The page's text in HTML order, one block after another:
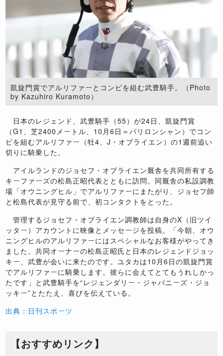
凱旋門賞でアルリファーとコンビを組む武豊騎手。（Photo
by Kazuhiro Kuramoto）
日本のレジェンド、武豊騎手（55）が24日、凱旋門賞
（G1、芝2400メートル、10月6日＝パリロンシャン）でコン
ビを組むアルリファー（牡4、J・オブライエン）の1週前追い
切りに騎乗した。
アイルランドのジョセフ・オブライエン厩舎を共同所有する
キーファーズの松島正昭代表とともに訪問。同厩舎の私設調教
場「オウニングヒル」でアルリファーにまたがり、ジョセフ師
と松島代表が見守る前で、初コンタクトをとった。
管理するジョセフ・オブライエン調教師は自身のX（旧ツイ
ッター）アカウントに映像とメッセージを投稿。「今朝、オウ
ニングヒルのアルリファーにはスペシャルなお客様がやってき
ました。共同オーナーの松島正昭氏と日本のレジェンドジョッ
キー、武豊が会いに来たのです。ユタカは10月6日の凱旋門賞
でアルリファーに騎乗します。彼らに会えてとてもうれしかっ
たです」と武豊騎手を“レジェンダリー・ジャパニーズ・ジョ
ッキー”とたたえ、喜びを伝えている。
出典：日刊スポーツ
【おすすめリンク】